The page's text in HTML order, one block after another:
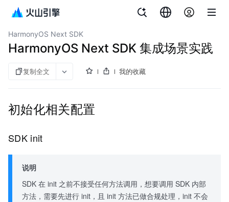
增长分析 DataFinder
HarmonyOS Next SDK
HarmonyOS Next SDK 集成场景实践
复制全文 我的收藏
初始化相关配置
SDK init
说明
SDK 在 init 之前不接受任何方法调用，想要调用 SDK 内部
方法，需要先进行 init，且 init 方法已做合规处理，init 不会